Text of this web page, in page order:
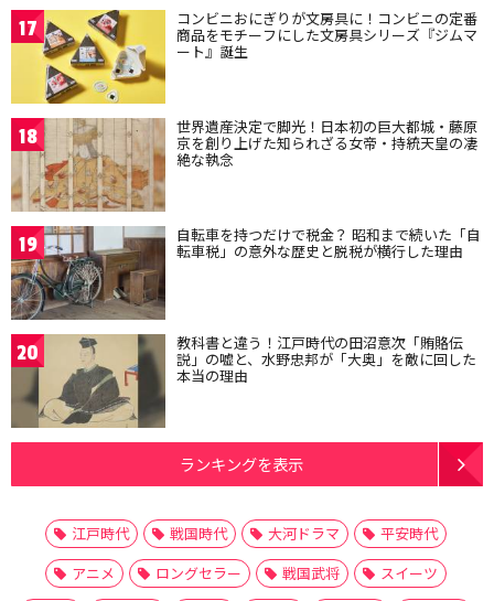
17 コンビニおにぎりが文房具に！コンビニの定番
商品をモチーフにした文房具シリーズ『ジムマ
ート』誕生
18 世界遺産決定で脚光！日本初の巨大都城・藤原
京を創り上げた知られざる女帝・持統天皇の凄
絶な執念
19 自転車を持つだけで税金？ 昭和まで続いた「自
転車税」の意外な歴史と脱税が横行した理由
20 教科書と違う！江戸時代の田沼意次「賄賂伝
説」の嘘と、水野忠邦が「大奥」を敵に回した
本当の理由
ランキングを表示
江戸時代 戦国時代 大河ドラマ
平安時代
アニメ
ロングセラー 戦国武将
スイーツ